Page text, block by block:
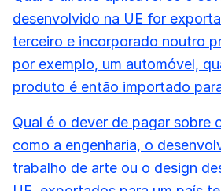
desenvolvido na UE for
terceiro e incorporado noutro
por exemplo, um automóvel,
produto é então importado
Qual é o dever de pagar sobre
como a engenharia, o
trabalho de arte ou o design